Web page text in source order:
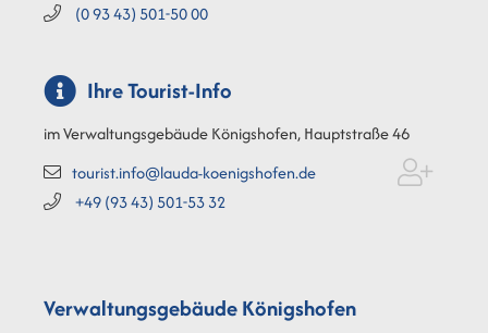
(09343) 501-5000
Ihre Tourist-Info
im Verwaltungsgebäude Königshofen, Hauptstraße 46
tourist.info@lauda-koenigshofen.de
+49 (9343) 501-5332
Verwaltungsgebäude Königshofen